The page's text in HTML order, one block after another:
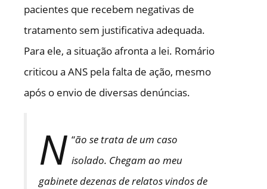
pacientes que recebem negativas de
tratamento sem justificativa adequada.
Para ele, a situação afronta a lei. Romário
criticou a ANS pela falta de ação, mesmo
após o envio de diversas denúncias.
“
N ão se trata de um caso
isolado. Chegam ao meu
gabinete dezenas de relatos vindos de